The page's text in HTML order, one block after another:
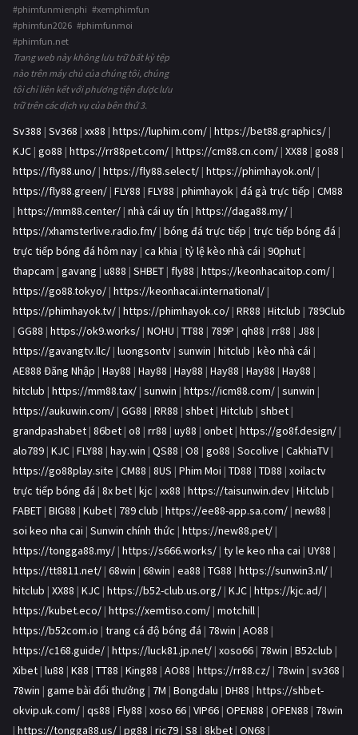
#phimfunmienphi #xemphimfun
#phimfun2026 #phimfunmoi
#phimfun.net
Trang web này không lưu trữ bất kỳ tệp
nào trên máy chủ của chúng tôi, chúng
tôi chỉ liên kết với phương tiện được lưu
trữ trên các dịch vụ của bên thứ 3.
Sv388 | Sv368 | xx88 | https://luphim.com/ | https://bet88.graphics/ |
KJC | go88 | https://rr88pet.com/ | https://cm88.cn.com/ | XX88 | go88 |
https://fly88.uno/ | https://fly88.select/ | https://phimhayok.onl/ |
https://fly88.green/ | FLY88 | FLY88 | phimhayok | đá gà trực tiếp | CM88
| https://mm88.center/ | nhà cái uy tín | https://daga88.my/ |
https://xhamsterlive.radio.fm/ | bóng đá trực tiếp | trực tiếp bóng đá |
trực tiếp bóng đá hôm nay | ca khia | tỷ lệ kèo nhà cái | 90phut |
thapcam | gavang | u888 | SHBET | fly88 | https://keonhacaitop.com/ |
https://go88.tokyo/ | https://keonhacai.international/ |
https://phimhayok.tv/ | https://phimhayok.co/ | RR88 | Hitclub | 789Club
| GG88 | https://ok9.works/ | NOHU | TT88 | 789P | qh88 | rr88 | J88 |
https://gavangtv.llc/ | luongsontv | sunwin | hitclub | kèo nhà cái |
AE888 Đăng Nhập | Hay88 | Hay88 | Hay88 | Hay88 | Hay88 | Hay88 |
hitclub | https://mm88.tax/ | sunwin | https://icm88.com/ | sunwin |
https://aukuwin.com/ | GG88 | RR88 | shbet | Hitclub | shbet |
grandpashabet | 86bet | o8 | rr88 | uy88 | onbet | https://go8f.design/ |
alo789 | KJC | FLY88 | hay.win | QS88 | O8 | go88 | Socolive | CakhiaTV |
https://go88play.site | CM88 | 8US | Phim Moi | TD88 | TD88 | xoilactv
trực tiếp bóng đá | 8x bet | kjc | xx88 | https://taisunwin.dev | Hitclub |
FABET | BIG88 | Kubet | 789 club | https://ee88-app.sa.com/ | new88 |
soi keo nha cai | Sunwin chính thức | https://new88.pet/ |
https://tongga88.my/ | https://s666.works/ | ty le keo nha cai | UY88 |
https://tt8811.net/ | 68win | 68win | ea88 | TG88 | https://sunwin3.nl/ |
hitclub | XX88 | KJC | https://b52-club.us.org/ | KJC | https://kjc.ad/ |
https://kubet.eco/ | https://xemtiso.com/ | motchill |
https://b52com.io | trang cá độ bóng đá | 78win | AO88 |
https://c168.guide/ | https://luck81.jp.net/ | xoso66 | 78win | B52club |
Xibet | lu88 | K88 | TT88 | King88 | AO88 | https://rr88.cz/ | 78win | sv368 |
78win | game bài đổi thưởng | 7M | Bongdalu | DH88 | https://shbet-
okvip.uk.com/ | qs88 | Fly88 | xoso 66 | VIP66 | OPEN88 | OPEN88 | 78win
| https://tongga88.us/ | pg88 | ric79 | S8 | 8kbet | ON68 |